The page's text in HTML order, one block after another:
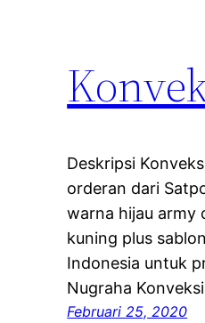
Deskripsi
orderan dari
warna hijau army
kuning plus
Indonesia untuk
Nugraha
Februari 25, 2020